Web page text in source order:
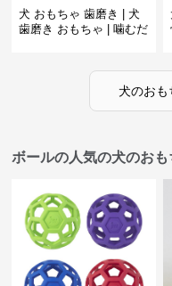
犬 おもちゃ 歯磨き | 犬
歯磨き おもちゃ | 噛むだ
犬のおも
ボールの人気の犬のおも